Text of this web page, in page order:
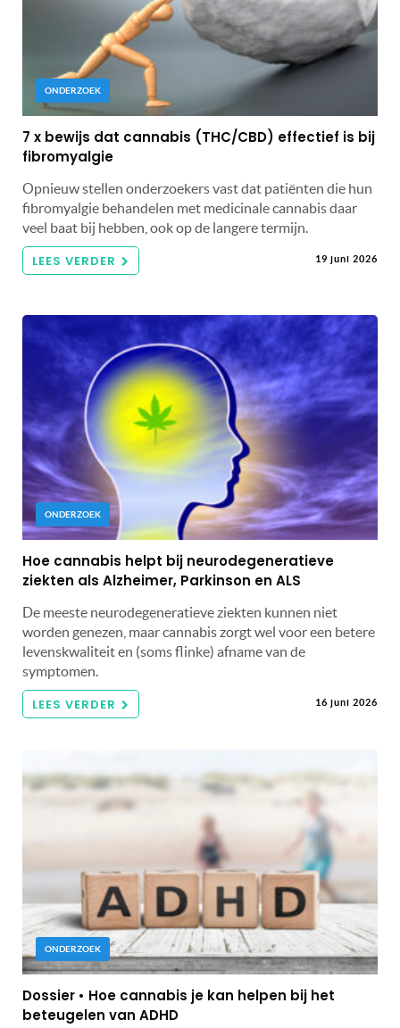
ONDERZOEK
7 x bewijs dat cannabis (THC/CBD) effectief is bij
fibromyalgie
Opnieuw stellen onderzoekers vast dat patiënten die hun
fibromyalgie behandelen met medicinale cannabis daar
veel baat bij hebben, ook op de langere termijn.
LEES VERDER 19 juni 2026
ONDERZOEK
Hoe cannabis helpt bij neurodegeneratieve
ziekten als Alzheimer, Parkinson en ALS
De meeste neurodegeneratieve ziekten kunnen niet
worden genezen, maar cannabis zorgt wel voor een betere
levenskwaliteit en (soms flinke) afname van de
symptomen.
LEES VERDER 16 juni 2026
ONDERZOEK
Dossier • Hoe cannabis je kan helpen bij het
beteugelen van ADHD